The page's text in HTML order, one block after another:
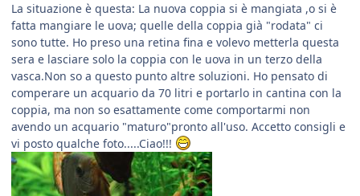
La situazione è questa: La nuova coppia si è mangiata ,o si è
fatta mangiare le uova; quelle della coppia già "rodata" ci
sono tutte. Ho preso una retina fina e volevo metterla questa
sera e lasciare solo la coppia con le uova in un terzo della
vasca.Non so a questo punto altre soluzioni. Ho pensato di
comperare un acquario da 70 litri e portarlo in cantina con la
coppia, ma non so esattamente come comportarmi non
avendo un acquario "maturo"pronto all'uso. Accetto consigli e
vi posto qualche foto.....Ciao!!!